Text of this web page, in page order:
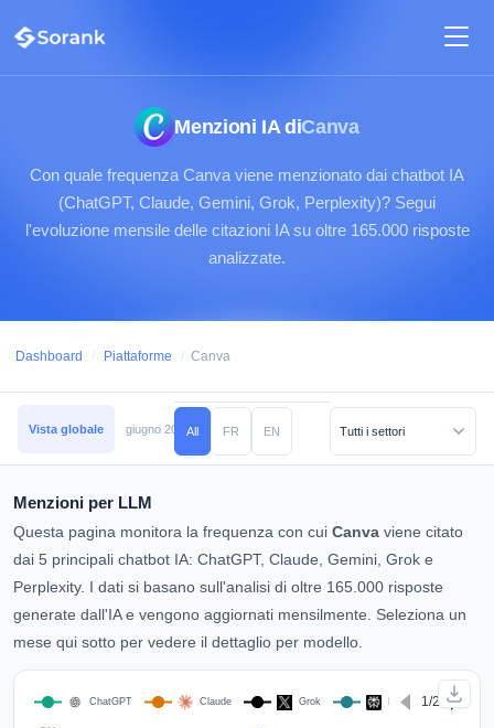
Menzioni IA diCanva
Con quale frequenza Canva viene menzionato dai chatbot IA
(ChatGPT, Claude, Gemini, Grok, Perplexity)? Segui
l'evoluzione mensile delle citazioni IA su oltre 165.000 risposte
analizzate.
Dashboard / Piattaforme / Canva
Vista globale giugno 2026 maggio 2026 aprile 2026 marzo 2026
All FR EN
Menzioni per LLM
Questa pagina monitora la frequenza con cui Canva viene citato
dai 5 principali chatbot IA: ChatGPT, Claude, Gemini, Grok e
Perplexity. I dati si basano sull'analisi di oltre 165.000 risposte
generate dall'IA e vengono aggiornati mensilmente. Seleziona un
mese qui sotto per vedere il dettaglio per modello.